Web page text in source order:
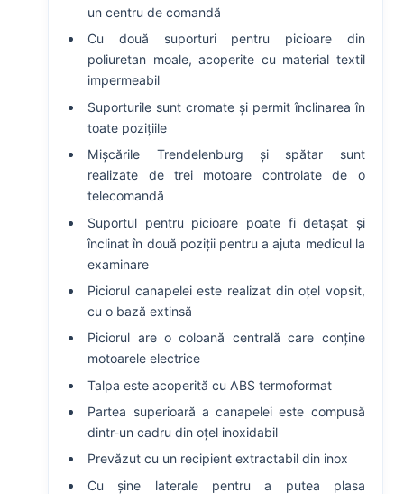
un centru de comandă
Cu două suporturi pentru picioare din
poliuretan moale, acoperite cu material textil
impermeabil
Suporturile sunt cromate și permit înclinarea în
toate pozițiile
Mișcările Trendelenburg și spătar sunt
realizate de trei motoare controlate de o
telecomandă
Suportul pentru picioare poate fi detașat și
înclinat în două poziții pentru a ajuta medicul la
examinare
Piciorul canapelei este realizat din oțel vopsit,
cu o bază extinsă
Piciorul are o coloană centrală care conține
motoarele electrice
Talpa este acoperită cu ABS termoformat
Partea superioară a canapelei este compusă
dintr-un cadru din oțel inoxidabil
Prevăzut cu un recipient extractabil din inox
Cu șine laterale pentru a putea plasa